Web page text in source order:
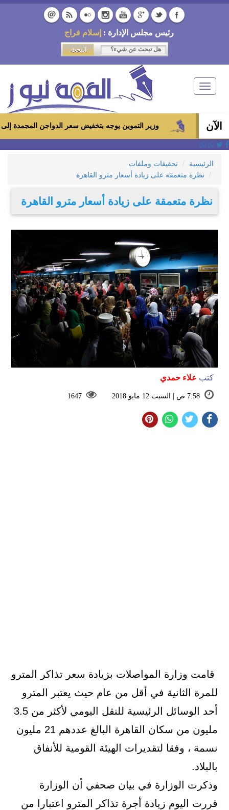
رئيس مجلس الإدارة : إسلام فراج
Toggle
navigation
الآن وزير التموين يوجه بتخفيض سعر الدواجن المجمدة إلى 100 جنيه للكيلو بالمجمعات الاستهلاكية ومعارض «أهلاً رمضان»
الرئيسية
تحقيقات وملفات
نظرة متعمقة على زيادة أسعار مترو القاهرة
نظرة متعمقة على زيادة أسعار مترو القاهرة
كتب علاء حمدي
7:58 ص | السبت 12 مايو 2018 1647
قامت وزارة المواصلات بزيادة سعر تذاكر المترو
للمرة الثانية في أقل من عام حيث يعتبر المترو
أحد الوسائل الرئيسية للنقل اليومي لأكثر من 3.5
مليون من سكان القاهرة البالغ عددهم 21 مليون
نسمة ، وفقا لتقديرات الهيئة القومية للأنفاق
بالبلاد.
وذكرت الوزارة في بيان صحفي أن الوزارة
قررت اليوم زيادة أجرة تذاكر المترو اعتبارا من